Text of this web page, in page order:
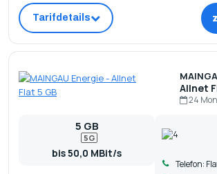
Tarifdetails
Allnet
24
5 GB
5G
bis 50,0 MBit/s
Telefon: